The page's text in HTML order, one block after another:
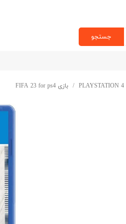
جستجو
بازی FIFA 23 for ps4